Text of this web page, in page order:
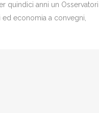
quindici anni un
economia a convegni,